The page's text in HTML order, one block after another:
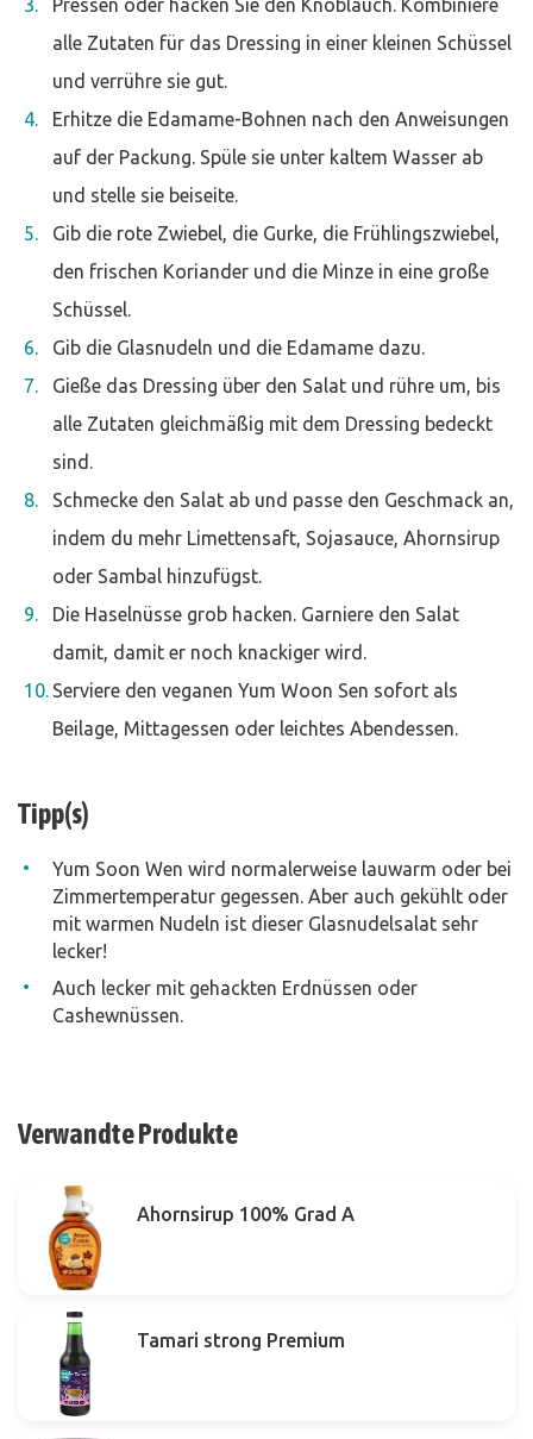
Pressen oder hacken Sie den Knoblauch. Kombiniere
alle Zutaten für das Dressing in einer kleinen Schüssel
und verrühre sie gut.
Erhitze die Edamame-Bohnen nach den Anweisungen
auf der Packung. Spüle sie unter kaltem Wasser ab
und stelle sie beiseite.
Gib die rote Zwiebel, die Gurke, die Frühlingszwiebel,
den frischen Koriander und die Minze in eine große
Schüssel.
Gib die Glasnudeln und die Edamame dazu.
Gieße das Dressing über den Salat und rühre um, bis
alle Zutaten gleichmäßig mit dem Dressing bedeckt
sind.
Schmecke den Salat ab und passe den Geschmack an,
indem du mehr Limettensaft, Sojasauce, Ahornsirup
oder Sambal hinzufügst.
Die Haselnüsse grob hacken. Garniere den Salat
damit, damit er noch knackiger wird.
Serviere den veganen Yum Woon Sen sofort als
Beilage, Mittagessen oder leichtes Abendessen.
Tipp(s)
Yum Soon Wen wird normalerweise lauwarm oder bei
Zimmertemperatur gegessen. Aber auch gekühlt oder
mit warmen Nudeln ist dieser Glasnudelsalat sehr
lecker!
Auch lecker mit gehackten Erdnüssen oder
Cashewnüssen.
Verwandte Produkte
Ahornsirup 100% Grad A
Tamari strong Premium